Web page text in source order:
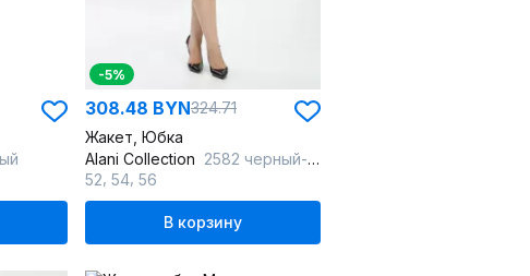
-5%
308.48 BYN324.71
Жакет, Юбка
Alani Collection 2582 черный-молоко
52 54 56
В корзину